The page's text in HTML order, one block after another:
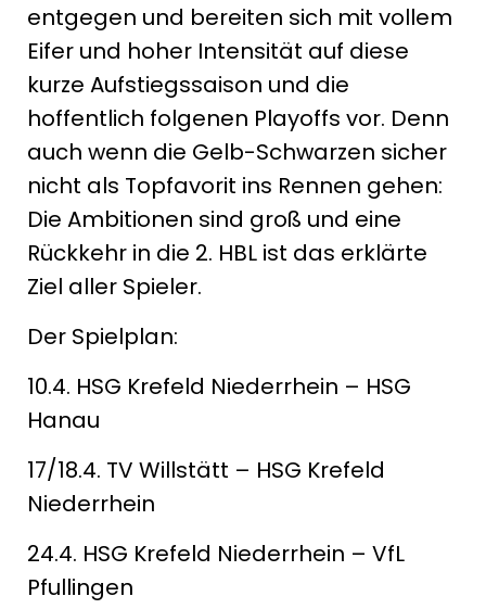
entgegen und bereiten sich mit vollem
Eifer und hoher Intensität auf diese
kurze Aufstiegssaison und die
hoffentlich folgenen Playoffs vor. Denn
auch wenn die Gelb-Schwarzen sicher
nicht als Topfavorit ins Rennen gehen:
Die Ambitionen sind groß und eine
Rückkehr in die 2. HBL ist das erklärte
Ziel aller Spieler.
Der Spielplan:
10.4. HSG Krefeld Niederrhein – HSG
Hanau
17/18.4. TV Willstätt – HSG Krefeld
Niederrhein
24.4. HSG Krefeld Niederrhein – VfL
Pfullingen